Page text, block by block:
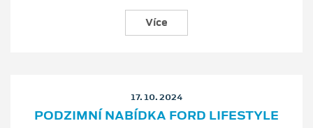
Více
17. 10. 2024
PODZIMNÍ NABÍDKA FORD LIFESTYLE